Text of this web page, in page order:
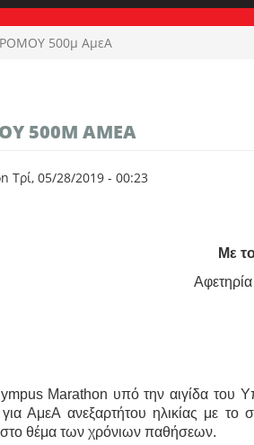
500μ ΑμεΑ
500Μ ΑΜΕΑ
Τρί, 05/28/2019 - 00:23
Με
Marathon υπό την αιγίδα του
ΑμεΑ ανεξαρτήτου ηλικίας με το
θέμα των χρόνιων παθήσεων.